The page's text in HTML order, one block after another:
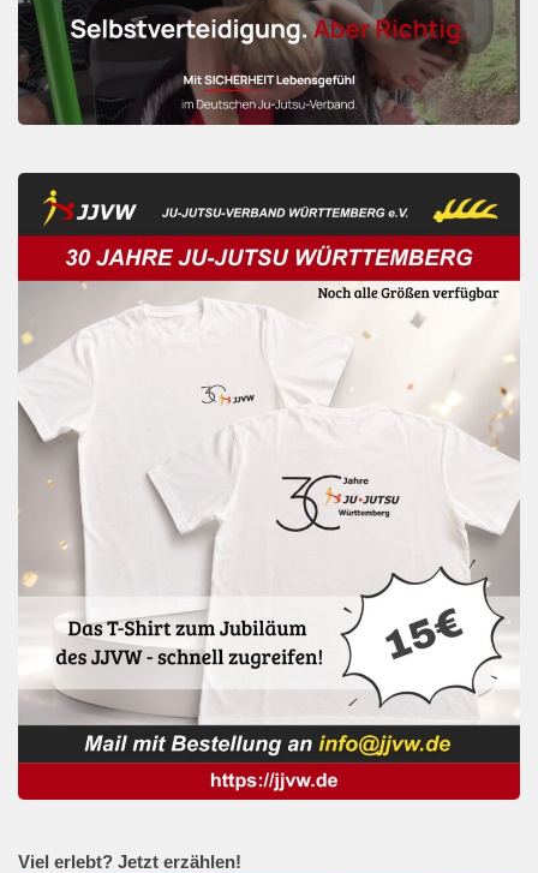
Viel erlebt? Jetzt erzählen!